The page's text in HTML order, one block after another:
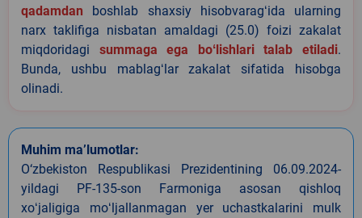
qadamdan boshlab shaxsiy hisobvaragʻida ularning
narx taklifiga nisbatan amaldagi (25.0) foizi zakalat
miqdoridagi summaga ega boʻlishlari talab etiladi.
Bunda, ushbu mablagʻlar zakalat sifatida hisobga
olinadi.
Muhim ma’lumotlar:
O‘zbekiston Respublikasi Prezidentining 06.09.2024-
yildagi PF-135-son Farmoniga asosan qishloq
xoʻjaligiga moʻljallanmagan yer uchastkalarini mulk